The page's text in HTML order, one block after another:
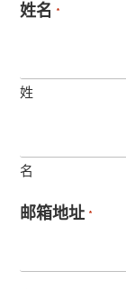
姓名 *
姓
名
邮箱地址 *